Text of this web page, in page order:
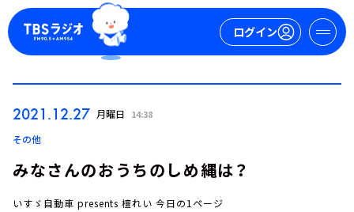
ログイン
2021.12.27 月曜日 14:38
その他
みなさんのおうちのしめ縄は？
いすゞ自動車 presents 檀れい 今日の1ページ